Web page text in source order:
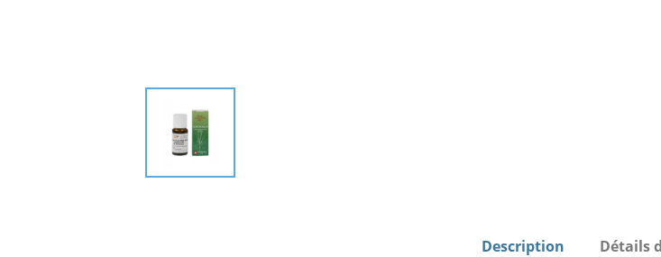
Description Détails